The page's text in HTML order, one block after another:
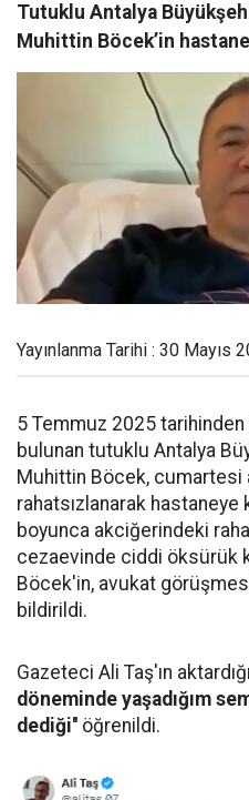
Tutuklu Antalya
Muhittin Böcek’in
Yayınlanma Tarihi : 30 Mayıs
5 Temmuz 2025
bulunan tutuklu Antalya
Muhittin Böcek, cumartesi
rahatsızlanarak hastaneye
boyunca akciğerindeki
cezaevinde ciddi öksürük
Böcek'in, avukat görüşmesi
bildirildi.
Gazeteci Ali Taş'ın
döneminde yaşadığım
dediği'' öğrenildi.